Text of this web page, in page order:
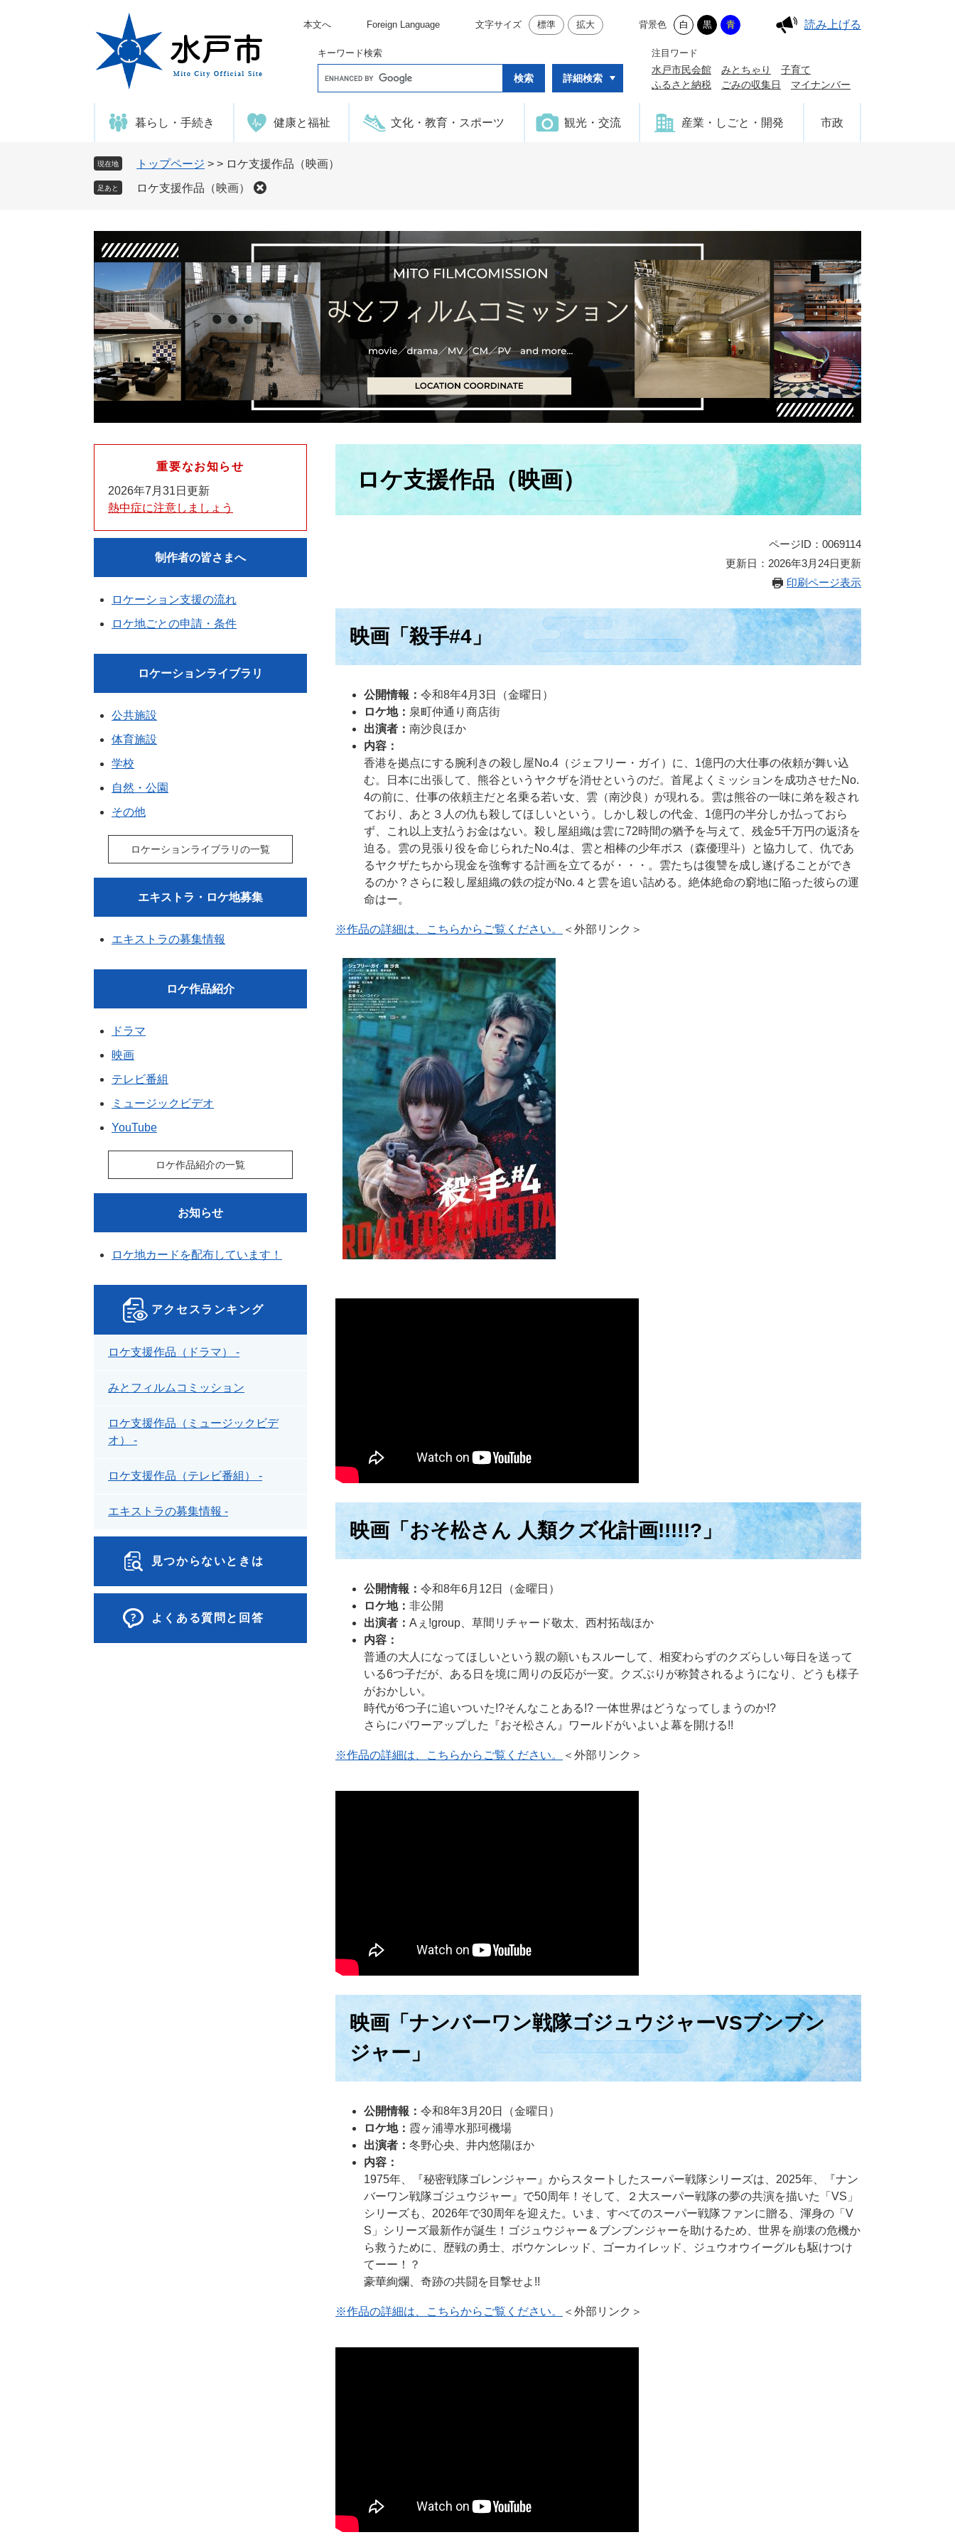
本文へ Foreign Language 文字サイズ 標準 拡大 背景色 白 黒 青 読み上げる
キーワード検索
o
e
タ
ム
詳細検索
注目ワード
水戸市民会館 みとちゃり
子育て
ふるさと納税
ごみの収集日 マイナンバー
暮らし・手続き 健康と福祉 文化・教育・スポーツ 観光・交流 産業・しごと・開発 市政
現在地 トップページ > > ロケ支援作品（映画）
足あと ロケ支援作品（映画）
ロケ支援作品（映画）
ページID：0069114
更新日：2026年3月24日更新
印刷ページ表示
映画「殺手#4」
公開情報： 令和8年4月3日（金曜日）
ロケ地： 泉町仲通り商店街
出演者： 南沙良ほか
内容：
香港を拠点にする腕利きの殺し屋No.4（ジェフリー・ガイ）に、1億円の大仕事の依頼が舞い込
む。日本に出張して、熊谷というヤクザを消せというのだ。首尾よくミッションを成功させたNo.
4の前に、仕事の依頼主だと名乗る若い女、雲（南沙良）が現れる。雲は熊谷の一味に弟を殺され
ており、あと３人の仇も殺してほしいという。しかし殺しの代金、1億円の半分しか払っておら
ず、これ以上支払うお金はない。殺し屋組織は雲に72時間の猶予を与えて、残金5千万円の返済を
迫る。雲の見張り役を命じられたNo.4は、雲と相棒の少年ボス（森優理斗）と協力して、仇であ
るヤクザたちから現金を強奪する計画を立てるが・・・。雲たちは復讐を成し遂げることができ
るのか？さらに殺し屋組織の鉄の掟がNo.４と雲を追い詰める。絶体絶命の窮地に陥った彼らの運
命はー。
※作品の詳細は、こちらからご覧ください。​ ＜外部リンク＞
映画「おそ松さん 人類クズ化計画!!!!!?」
公開情報： 令和8年6月12日（金曜日）
ロケ地： 非公開
出演者： Aぇ!group、草間リチャード敬太、西村拓哉ほか
内容：
​​​普通の大人になってほしいという親の願いもスルーして、相変わらずのクズらしい毎日を送って
いる6つ子だが、ある日を境に周りの反応が一変。クズぶりが称賛されるようになり、どうも様子
がおかしい。
時代が6つ子に追いついた!?そんなことある!? 一体世界はどうなってしまうのか!?
さらにパワーアップした『おそ松さん』ワールドがいよいよ幕を開ける!!
※作品の詳細は、こちらからご覧ください。 ＜外部リンク＞
映画「ナンバーワン戦隊ゴジュウジャーVSブンブン
ジャー」
公開情報： 令和8年3月20日（金曜日）
ロケ地： 霞ヶ浦導水那珂機場
出演者： 冬野心央、井内悠陽ほか
内容：
1975年、『秘密戦隊ゴレンジャー』からスタートしたスーパー戦隊シリーズは、2025年、『ナン
バーワン戦隊ゴジュウジャー』で50周年！そして、２大スーパー戦隊の夢の共演を描いた「VS」
シリーズも、2026年で30周年を迎えた。いま、すべてのスーパー戦隊ファンに贈る、渾身の「V
S」シリーズ最新作が誕生！ゴジュウジャー＆ブンブンジャーを助けるため、世界を崩壊の危機か
ら救うために、歴戦の勇士、ボウケンレッド、ゴーカイレッド、ジュウオウイーグルも駆けつけ
てーー！？
豪華絢爛、奇跡の共闘を目撃せよ!!
※作品の詳細は、こちらからご覧ください。 ＜外部リンク＞
重要なお知らせ
2026年7月31日更新
熱中症に注意しましょう
制作者の皆さまへ
ロケーション支援の流れ
ロケ地ごとの申請・条件
ロケーションライブラリ
公共施設
体育施設
学校
自然・公園
その他
ロケーションライブラリの一覧
エキストラ・ロケ地募集
エキストラの募集情報
ロケ作品紹介
ドラマ
映画
テレビ番組
ミュージックビデオ
YouTube
ロケ作品紹介の一覧
お知らせ
ロケ地カードを配布しています！
アクセスランキング
ロケ支援作品（ドラマ） -
みとフィルムコミッション
ロケ支援作品（ミュージックビデ
オ） -
ロケ支援作品（テレビ番組） -
エキストラの募集情報 -
見つからないときは
よくある質問と回答